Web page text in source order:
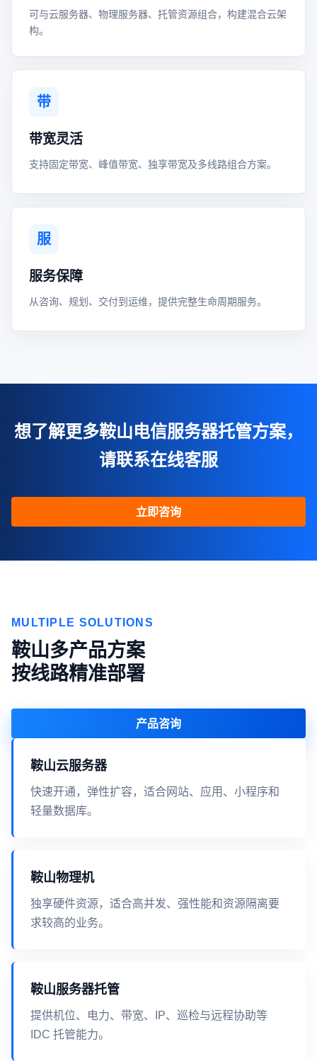
可与云服务器、物理服务器、托管资源组合，构建混合云架
构。
带
带宽灵活
支持固定带宽、峰值带宽、独享带宽及多线路组合方案。
服
服务保障
从咨询、规划、交付到运维，提供完整生命周期服务。
想了解更多鞍山电信服务器托管方案，
请联系在线客服
立即咨询
MULTIPLE SOLUTIONS
鞍山多产品方案
按线路精准部署
产品咨询
鞍山云服务器
快速开通，弹性扩容，适合网站、应用、小程序和
轻量数据库。
鞍山物理机
独享硬件资源，适合高并发、强性能和资源隔离要
求较高的业务。
鞍山服务器托管
提供机位、电力、带宽、IP、巡检与远程协助等
IDC 托管能力。